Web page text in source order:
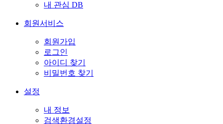
내 관심 DB
회원서비스
회원가입
로그인
아이디 찾기
비밀번호 찾기
설정
내 정보
검색환경설정